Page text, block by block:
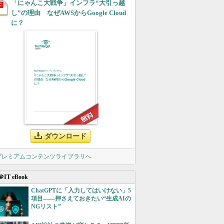
「にゃんこ大戦争」インフラ“大引っ越
し”の理由 なぜAWSからGoogle Cloud
に？
ダウンロード
レミアムコンテンツライブラリへ
IT eBook
ChatGPTに「入力してはいけない」5
項目――押さえておきたい“生成AIの
NGリスト”